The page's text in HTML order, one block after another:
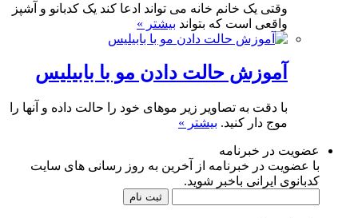
وقتی یک خانم خانه می تواند ادعا کند یک کدبانو و آشپز
واقعی است که بتواند بیشتر »
آموزش حالت دادن مو با بابیلیس
با دقت به تصاویر زیر موهای خود را حالت داده و آنها را
موج دار کنید. بیشتر »
عضویت در خبرنامه
با عضویت در خبرنامه از آخرین به روز رسانی های سایت
کدبانوی ایرانی باخبر شوید.